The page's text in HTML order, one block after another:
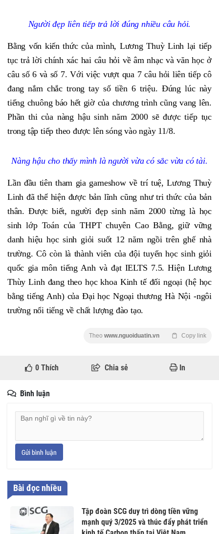
Người đẹp liên tiếp trả lời đúng nhiều câu hỏi.
Bằng vốn kiến thức của mình, Lương Thuỳ Linh lại tiếp
tục trả lời chính xác hai câu hỏi về âm nhạc và văn học ở
câu số 6 và số 7. Với việc vượt qua 7 câu hỏi liên tiếp cô
đang nắm chắc trong tay số tiền 6 triệu. Đúng lúc này
tiếng chuông báo hết giờ của chương trình cũng vang lên.
Phần thi của nàng hậu sinh năm 2000 sẽ được tiếp tục
trong tập tiếp theo được lên sóng vào ngày 11/8.
Nàng hậu cho thấy mình là người vừa có sắc vừa có tài.
Lần đầu tiên tham gia gameshow về trí tuệ, Lương Thuỳ
Linh đã thể hiện được bản lĩnh cũng như tri thức của bản
thân. Được biết, người đẹp sinh năm 2000 từng là học
sinh lớp Toán của THPT chuyên Cao Bằng, giữ vững
danh hiệu học sinh giỏi suốt 12 năm ngồi trên ghế nhà
trường. Cô còn là thành viên của đội tuyển học sinh giỏi
quốc gia môn tiếng Anh và đạt IELTS 7.5. Hiện Lương
Thùy Linh đang theo học khoa Kinh tế đối ngoại (hệ học
bằng tiếng Anh) của Đại học Ngoại thương Hà Nội -ngôi
trường nổi tiếng về chất lượng đào tạo.
Theo www.nguoiduatin.vn Copy link
0Thích Chia sẻ In
Bình luận
Gửi bình luận
Bài đọc nhiều
Tập đoàn SCG duy trì dòng tiền vững
mạnh quý 3/2025 và thúc đẩy phát triển